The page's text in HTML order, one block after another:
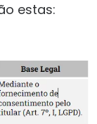
estas: